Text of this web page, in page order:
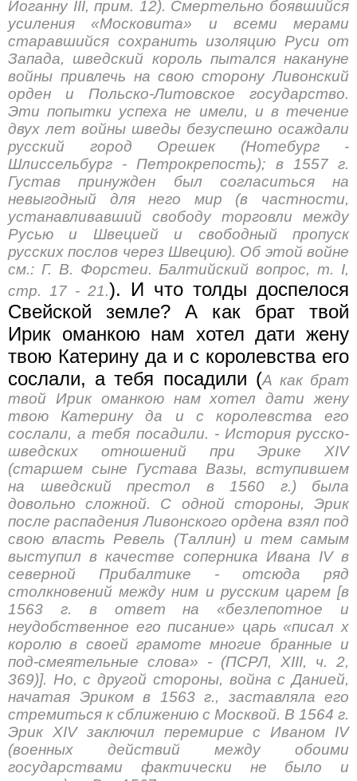
Иоганну III, прим. 12). Смертельно боявшийся
усиления «Московита» и всеми мерами
старавшийся сохранить изоляцию Руси от
Запада, шведский король пытался накануне
войны привлечь на свою сторону Ливонский
орден и Польско-Литовское государство.
Эти попытки успеха не имели, и в течение
двух лет войны шведы безуспешно осаждали
русский город Орешек (Нотебург -
Шлиссельбург - Петрокрепость); в 1557 г.
Густав принужден был согласиться на
невыгодный для него мир (в частности,
устанавливавший свободу торговли между
Русью и Швецией и свободный пропуск
русских послов через Швецию). Об этой войне
см.: Г. В. Форстеи. Балтийский вопрос, т. I,
стр. 17 - 21.). И что толды доспелося
Свейской земле? А как брат твой
Ирик оманкою нам хотел дати жену
твою Катерину да и с королевства его
сослали, а тебя посадили (А как брат
твой Ирик оманкою нам хотел дати жену
твою Катерину да и с королевства его
сослали, а тебя посадили. - История русско-
шведских отношений при Эрике XIV
(старшем сыне Густава Вазы, вступившем
на шведский престол в 1560 г.) была
довольно сложной. С одной стороны, Эрик
после распадения Ливонского ордена взял под
свою власть Ревель (Таллин) и тем самым
выступил в качестве соперника Ивана IV в
северной Прибалтике - отсюда ряд
столкновений между ним и русским царем [в
1563 г. в ответ на «безлепотное и
неудобственное его писание» царь «писал х
королю в своей грамоте многие бранные и
под-смеятельные слова» - (ПСРЛ, XIII, ч. 2,
369)]. Но, с другой стороны, война с Данией,
начатая Эриком в 1563 г., заставляла его
стремиться к сближению с Москвой. В 1564 г.
Эрик XIV заключил перемирие с Иваном IV
(военных действий между обоими
государствами фактически не было и